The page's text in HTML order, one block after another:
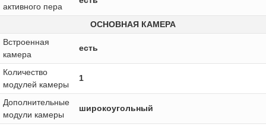
активного пера
ОСНОВНАЯ КАМЕРА
Встроенная
камера
есть
Количество
модулей камеры
1
Дополнительные
модули камеры
широкоугольный